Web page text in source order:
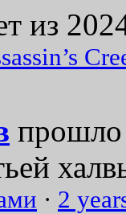
из
прошло
· 2